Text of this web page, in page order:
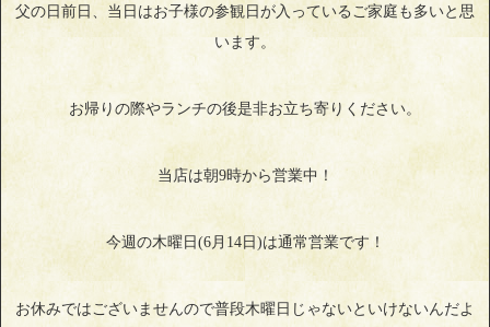
父の日前日、当日はお子様の参観日が入っているご家庭も多いと思
います。
お帰りの際やランチの後是非お立ち寄りください。
当店は朝9時から営業中！
今週の木曜日(6月14日)は通常営業です！
お休みではございませんので普段木曜日じゃないといけないんだよ